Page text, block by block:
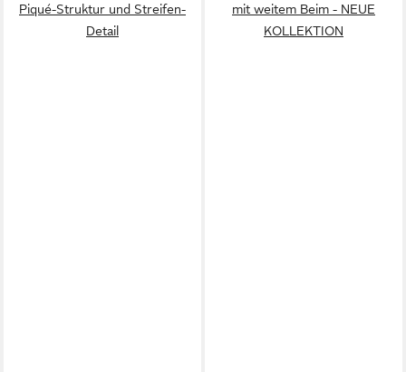
Piqué-Struktur und Streifen-
Detail
mit weitem Beim - NEUE
KOLLEKTION